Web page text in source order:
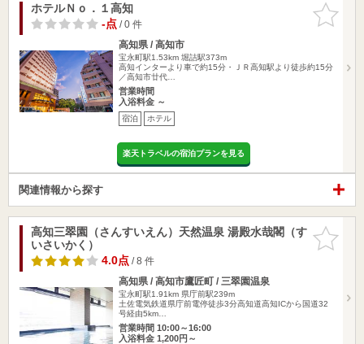
お気に入
りに追加
ホテルＮｏ．１高知
-点/ 0 件
高知県 / 高知市
宝永町駅1.53km 堀詰駅373m
高知インターより車で約15分・ＪＲ高知駅より徒歩約15分
／高知市廿代…
営業時間
入浴料金 ～
宿泊 ホテル
楽天トラベルの宿泊プランを見る
関連情報から探す
お気に入
りに追加
高知三翠園（さんすいえん）天然温泉 湯殿水哉閣（す
いさいかく）
4.0点/ 8 件
高知県 / 高知市鷹匠町 / 三翠園温泉
宝永町駅1.91km 県庁前駅239m
土佐電気鉄道県庁前電停徒歩3分高知道高知ICから国道32
号経由5km…
営業時間 10:00～16:00
入浴料金 1,200円～